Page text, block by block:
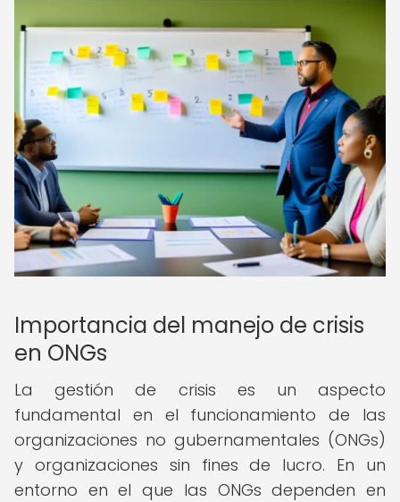
Importancia del manejo de crisis
en ONGs
La gestión de crisis es un aspecto
fundamental en el funcionamiento de las
organizaciones no gubernamentales (ONGs)
y organizaciones sin fines de lucro. En un
entorno en el que las ONGs dependen en